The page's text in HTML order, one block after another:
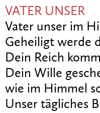
VATER UNSER
Vater unser im
Geheiligt werde
Dein Reich
Dein Wille
wie im Himmel
Unser tägliches